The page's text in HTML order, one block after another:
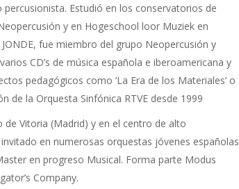
Estudió en los conservatorios de
y en Hogeschool loor Muziek en
fue miembro del grupo Neopercusión y
CD’s de música española e iberoamericana y
pedagógicos como ‘La Era de los Materiales’ o
de la Orquesta Sinfónica RTVE desde 1999
Vitoria (Madrid) y en el centro de alto
en numerosas orquestas jóvenes españolas
en progreso Musical. Forma parte Modus
Company.